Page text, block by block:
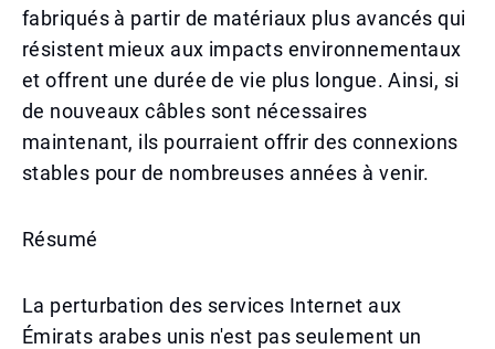
fabriqués à partir de matériaux plus avancés qui
résistent mieux aux impacts environnementaux
et offrent une durée de vie plus longue. Ainsi, si
de nouveaux câbles sont nécessaires
maintenant, ils pourraient offrir des connexions
stables pour de nombreuses années à venir.
Résumé
La perturbation des services Internet aux
Émirats arabes unis n'est pas seulement un